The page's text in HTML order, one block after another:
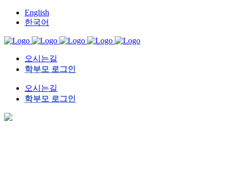
English
한국어
오시는길
학부모 로그인
오시는길
학부모 로그인